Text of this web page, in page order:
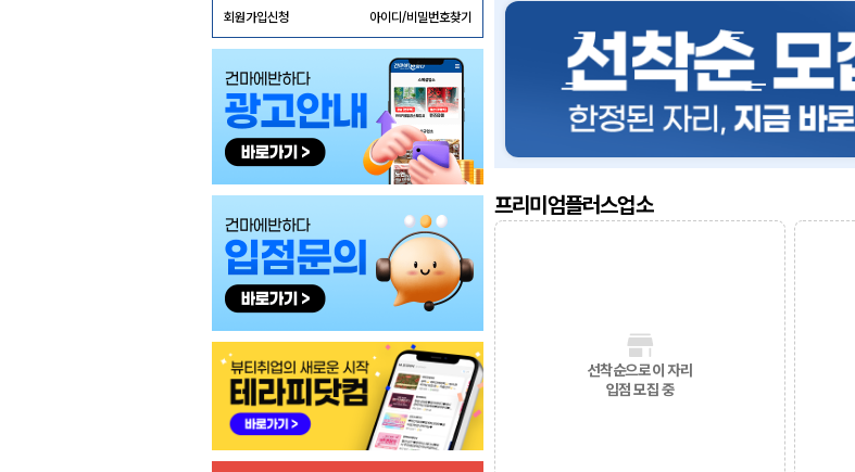
회원가입신청 아이디/비밀번호찾기
프리미엄플러스업소
선착순으로 이 자리
입점 모집 중